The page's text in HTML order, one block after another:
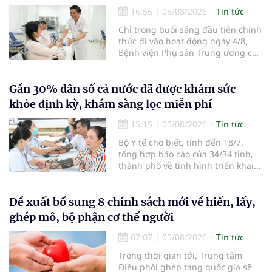
đường bay nội địa và quốc tế.
16:56 | 05/08/2026
Tin tức
Chỉ trong buổi sáng đầu tiên chính
thức đi vào hoạt động ngày 4/8,
Bệnh viện Phụ sản Trung ương cơ
em bé đầu tiên chào đời.
Gần 30% dân số cả nước đã được khám sức
khỏe định kỳ, khám sàng lọc miễn phí
15:15 | 05/08/2026
Tin tức
Bộ Y tế cho biết, tính đến 18/7,
tổng hợp báo cáo của 34/34 tỉnh,
thành phố về tình hình triển khai
nhận 32.286.360 người, chiếm gần
30% dân số cả nước đã được khám
sức khỏe định kỳ năm nay.
Đề xuất bổ sung 8 chính sách mới về hiến, lấy,
ghép mô, bộ phận cơ thể người
07:07 | 05/08/2026
Tin tức
Trong thời gian tới, Trung tâm
Điều phối ghép tạng quốc gia sẽ